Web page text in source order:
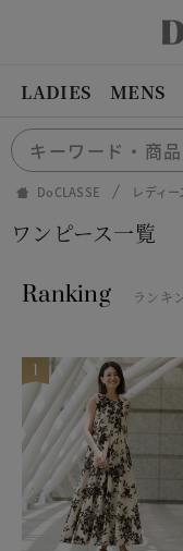
LADIES MENS
DoCLASSE レディー
ワンピース一覧
Ranking ランキ